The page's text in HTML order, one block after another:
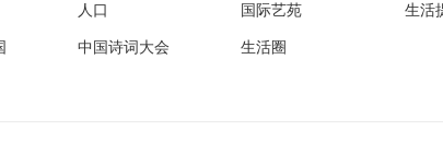
人口 国际艺苑 生活
中国诗词大会 生活圈